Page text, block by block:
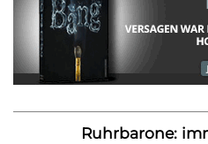
Ruhrbarone: